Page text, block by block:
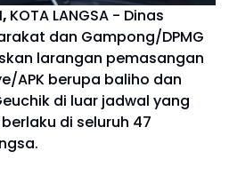
KOTA LANGSA - Dinas
dan Gampong/DPMG
larangan pemasangan
APK berupa baliho dan
di luar jadwal yang
di seluruh 47